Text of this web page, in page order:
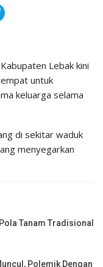
Lebak kini
untuk
keluarga selama
di sekitar waduk
menyegarkan
Tanam Tradisional
Polemik Dengan